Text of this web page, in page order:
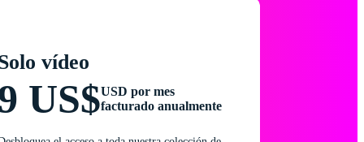
vídeo
US$USD por mes
facturado anualmente